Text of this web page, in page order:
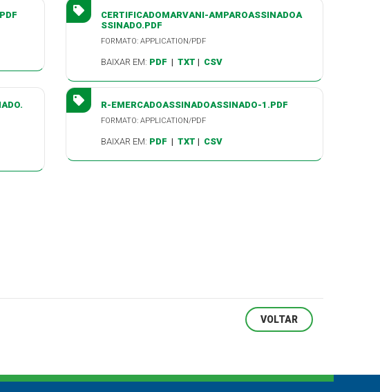
CERTIFICADOMARVANI-AMPAROASSINADOA
SSINADO.PDF
FORMATO: APPLICATION/PDF
BAIXAR EM: PDF | TXT | CSV
R-EMERCADOASSINADOASSINADO-1.PDF
FORMATO: APPLICATION/PDF
BAIXAR EM: PDF | TXT | CSV
VOLTAR